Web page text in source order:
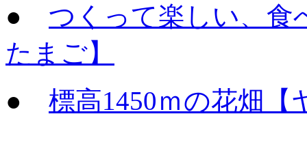
● つくって楽しい、食
たまご】
● 標高1450ｍの花畑